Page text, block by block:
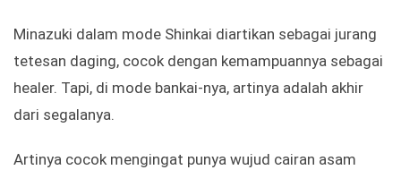
Minazuki dalam mode Shinkai diartikan sebagai jurang
tetesan daging, cocok dengan kemampuannya sebagai
healer. Tapi, di mode bankai-nya, artinya adalah akhir
dari segalanya.
Artinya cocok mengingat punya wujud cairan asam